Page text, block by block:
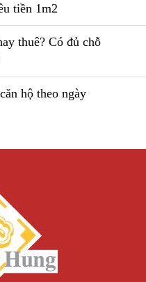
tiền 1m2
thuê? Có đủ chỗ
hộ theo ngày